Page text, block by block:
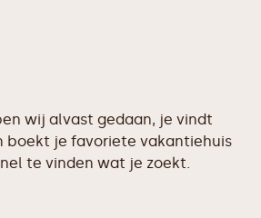
wij alvast gedaan, je vindt
boekt je favoriete vakantiehuis
te vinden wat je zoekt.